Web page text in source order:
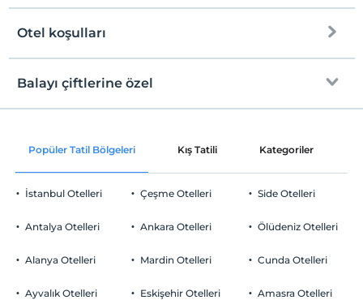
Kum plaj
İskele
Ücretli Wi-fi
Otopark (Tesis bünyesinde)
Otel koşulları
Check/in
En erken saat 14:00 ve sonrası
Check/out
Evcil Hayvan
Sigara
Çocuklar
Her bir oda için 12 yaşına kadar 1 çocuk ücretsizdir
Balayı çiftlerine özel
Odaya şarap ikramı
Bir sabah odaya kahvaltı servisi
rezervasyon
Odaya meyve sepeti ikramı
Popüler Tatil Bölgeleri Kış Tatili Kategoriler
İstanbul Otelleri
Antalya Otelleri
Alanya Otelleri
Ayvalık Otelleri
Çeşme Otelleri
Ankara Otelleri
Mardin Otelleri
Eskişehir Otelleri
Side Otelleri
Ölüdeniz Otelleri
Cunda Otelleri
Amasra Otelleri